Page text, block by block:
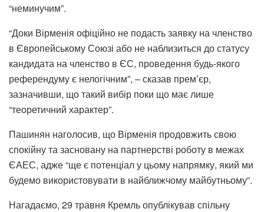
“неминучим”.
“Доки Вірменія офіційно не подасть заявку на членство
в Європейському Союзі або не наблизиться до статусу
кандидата на членство в ЄС, проведення будь-якого
референдуму є нелогічним”, – сказав прем’єр,
зазначивши, що такий вибір поки що має лише
“теоретичний характер”.
Пашинян наголосив, що Вірменія продовжить свою
спокійну та засновану на партнерстві роботу в межах
ЄАЕС, адже “ще є потенціал у цьому напрямку, який ми
будемо використовувати в найближчому майбутньому”.
Нагадаємо, 29 травня Кремль опублікував спільну